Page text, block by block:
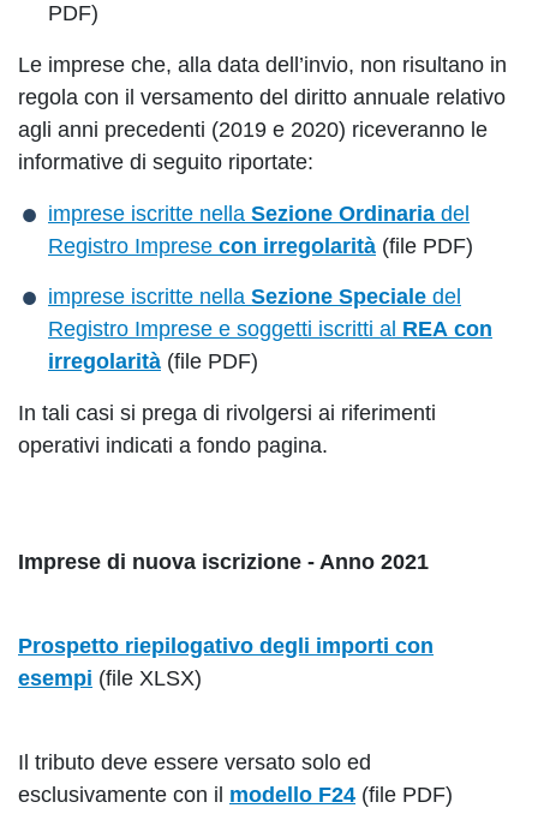
PDF)
Le imprese che, alla data dell’invio, non risultano in
regola con il versamento del diritto annuale relativo
agli anni precedenti (2019 e 2020) riceveranno le
informative di seguito riportate:
imprese iscritte nella Sezione Ordinaria del
Registro Imprese con irregolarità (file PDF)
imprese iscritte nella Sezione Speciale del
Registro Imprese e soggetti iscritti al REA con
irregolarità (file PDF)
In tali casi si prega di rivolgersi ai riferimenti
operativi indicati a fondo pagina.
Imprese di nuova iscrizione - Anno 2021
Prospetto riepilogativo degli importi con
esempi (file XLSX)
Il tributo deve essere versato solo ed
esclusivamente con il modello F24 (file PDF)